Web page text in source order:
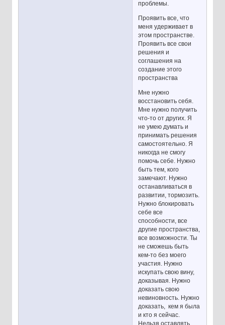
проблемы.
Проявить все, что
меня удерживает в
этом пространстве.
Проявить все свои
решения и
соглашения на
создание этого
пространства
Мне нужно
восстановить себя.
Мне нужно получить
что-то от других. Я
не умею думать и
принимать решения
самостоятельно. Я
никогда не смогу
помочь себе. Нужно
быть тем, кого
замечают. Нужно
останавливаться в
развитии, тормозить.
Нужно блокировать
себе все
способности, все
другие пространства,
все возможности. Ты
не сможешь быть
кем-то без моего
участия. Нужно
искупать свою вину,
доказывая. Нужно
доказать свою
невиновность. Нужно
доказать, кем я была
и кто я сейчас.